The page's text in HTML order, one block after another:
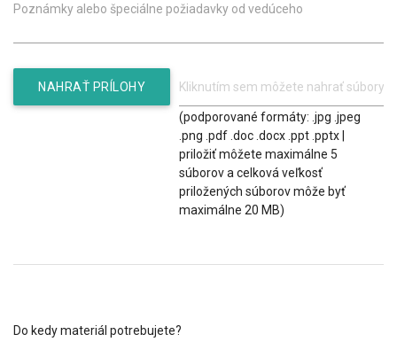
Poznámky alebo špeciálne požiadavky od vedúceho
NAHRAŤ PRÍLOHY
(podporované formáty: .jpg .jpeg
.png .pdf .doc .docx .ppt .pptx |
priložiť môžete maximálne 5
súborov a celková veľkosť
priložených súborov môže byť
maximálne 20 MB)
Do kedy materiál potrebujete?